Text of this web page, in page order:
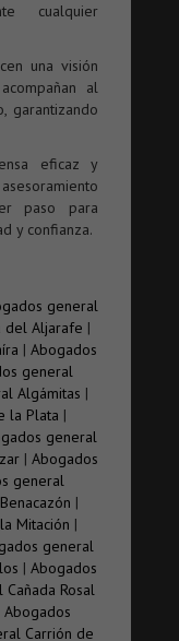
cualquier
una visión
al
garantizando
eficaz y
paso para
y confianza.
general
del Aljarafe |
|Abogados
general
Algámitas |
la Plata |
general
| Abogados
general
|
Mitación |
general
|Abogados
Rosal
Abogados
Carrión de